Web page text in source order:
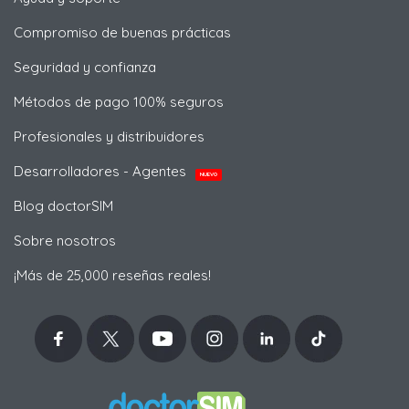
Compromiso de buenas prácticas
Seguridad y confianza
Métodos de pago 100% seguros
Profesionales y distribuidores
Desarrolladores - Agentes
NUEVO
Blog doctorSIM
Sobre nosotros
¡Más de 25,000 reseñas reales!